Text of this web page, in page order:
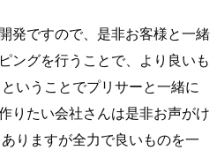
発ですので、是非お客様と一緒
ングを行うことで、より良いも
いうことでプリサーと一緒に
りたい会社さんは是非お声がけ
りますが全力で良いものを一